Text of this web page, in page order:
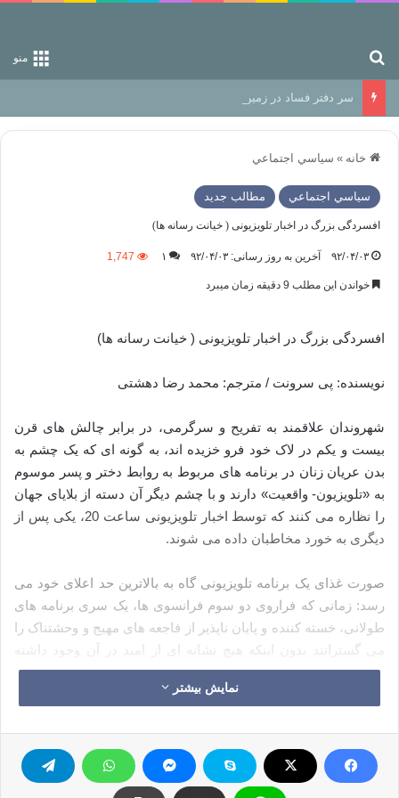
منو
سر دفتر فساد در زمین‌، دوری وکناره‌گیری از راه خداست‌!
خانه » سياسي اجتماعي
سياسي اجتماعي مطالب جدید
افسردگی بزرگ در اخبار تلویزیونی ( خیانت رسانه ها)
۹۲/۰۴/۰۳ آخرین به روز رسانی: ۹۲/۰۴/۰۳ ۱ 1,747
خواندن این مطلب 9 دقیقه زمان میبرد
افسردگی بزرگ در اخبار تلویزیونی ( خیانت رسانه ها)
نویسنده: پی سرونت / مترجم: محمد رضا دهشتی
شهروندان علاقمند به تفریح و سرگرمی، در برابر چالش های قرن
بیست و یکم در لاک خود فرو خزیده اند، به گونه ای که یک چشم به
بدن عریان زنان در برنامه های مربوط به روابط دختر و پسر موسوم
به «تلویزیون- واقعیت» دارند و با چشم دیگر آن دسته از بلایای جهان
را نظاره می کنند که توسط اخبار تلویزیونی ساعت 20، یکی پس از
دیگری به خورد مخاطبان داده می شوند.
صورت غذای یک برنامه تلویزیونی گاه به بالاترین حد اعلای خود می
رسد: زمانی که فراروی دو سوم فرانسوی ها، یک سری برنامه های
طولانی، خسته کننده و پایان ناپذیر از فاجعه های مهیج و وحشتناک را
می گسترانند بدون اینکه هیچ نشانه ای از امید در آن وجود داشته
باشد. این برنامه ها مواردی از قبیل خسارات، مشقت ها و آزارها،
مراسم و آیین های رسانه ای و سستی و رخوت دموکراتیک را در
نیمه افلیج
نمایش بیشتر